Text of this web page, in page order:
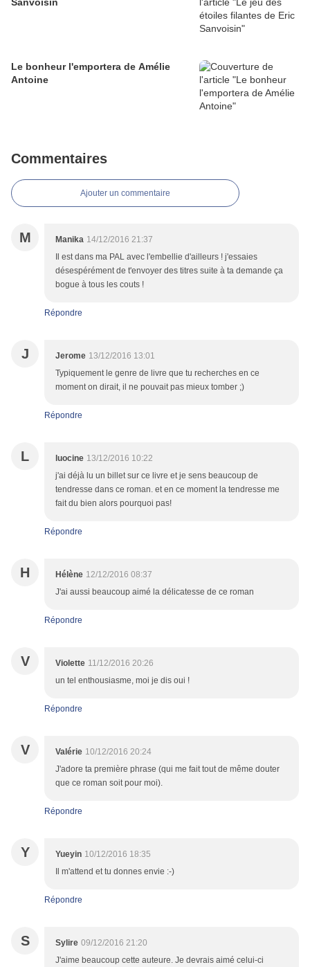
Le bonheur l'emportera de Amélie
Antoine
Commentaires
Ajouter un commentaire
M Manika 14/12/2016 21:37
Il est dans ma PAL avec l'embellie d'ailleurs ! j'essaies
désespérément de t'envoyer des titres suite à ta demande ça
bogue à tous les couts !
Répondre
J Jerome 13/12/2016 13:01
Typiquement le genre de livre que tu recherches en ce
moment on dirait, il ne pouvait pas mieux tomber ;)
Répondre
L luocine 13/12/2016 10:22
j'ai déjà lu un billet sur ce livre et je sens beaucoup de
tendresse dans ce roman. et en ce moment la tendresse me
fait du bien alors pourquoi pas!
Répondre
H Hélène 12/12/2016 08:37
J'ai aussi beaucoup aimé la délicatesse de ce roman
Répondre
V Violette 11/12/2016 20:26
un tel enthousiasme, moi je dis oui !
Répondre
V Valérie 10/12/2016 20:24
J'adore ta première phrase (qui me fait tout de même douter
que ce roman soit pour moi).
Répondre
Y Yueyin 10/12/2016 18:35
Il m'attend et tu donnes envie :-)
Répondre
S Sylire 09/12/2016 21:20
J'aime beaucoup cette auteure. Je devrais aimé celui-ci